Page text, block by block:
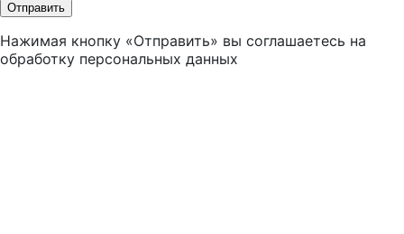
Отправить
Нажимая кнопку «Отправить» вы соглашаетесь на
обработку персональных данных